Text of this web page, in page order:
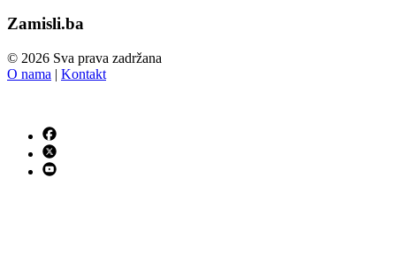
Zamisli.ba
© 2026 Sva prava zadržana
O nama | Kontakt